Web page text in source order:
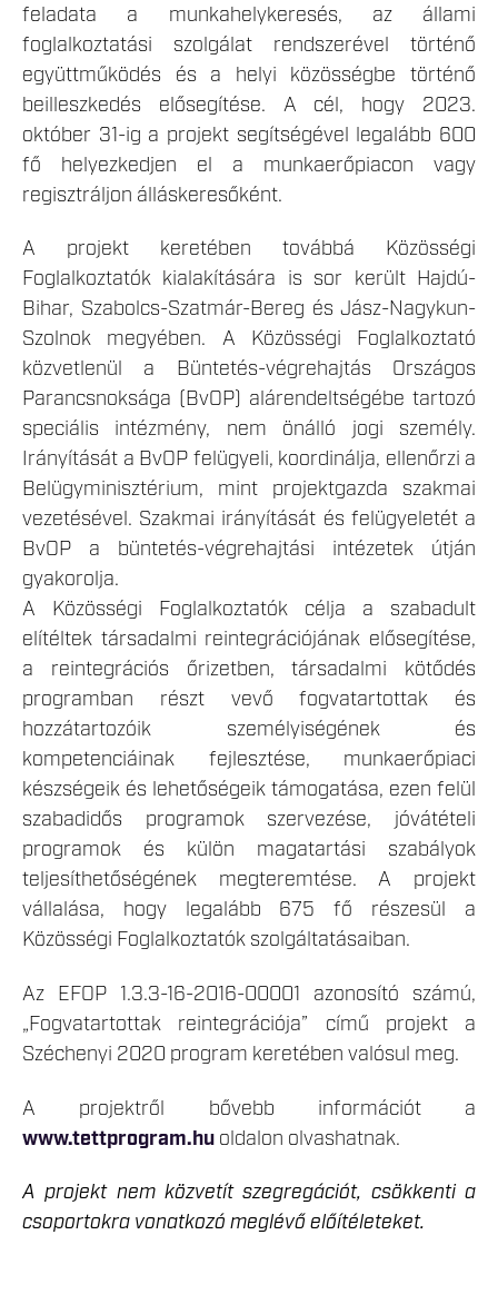
feladata a munkahelykeresés, az állami
foglalkoztatási szolgálat rendszerével történő
együttműködés és a helyi közösségbe történő
beilleszkedés elősegítése. A cél, hogy 2023.
október 31-ig a projekt segítségével legalább 600
fő helyezkedjen el a munkaerőpiacon vagy
regisztráljon álláskeresőként.
A projekt keretében továbbá Közösségi
Foglalkoztatók kialakítására is sor került Hajdú-
Bihar, Szabolcs-Szatmár-Bereg és Jász-Nagykun-
Szolnok megyében. A Közösségi Foglalkoztató
közvetlenül a Büntetés-végrehajtás Országos
Parancsnoksága (BvOP) alárendeltségébe tartozó
speciális intézmény, nem önálló jogi személy.
Irányítását a BvOP felügyeli, koordinálja, ellenőrzi a
Belügyminisztérium, mint projektgazda szakmai
vezetésével. Szakmai irányítását és felügyeletét a
BvOP a büntetés-végrehajtási intézetek útján
gyakorolja.
A Közösségi Foglalkoztatók célja a szabadult
elítéltek társadalmi reintegrációjának elősegítése,
a reintegrációs őrizetben, társadalmi kötődés
programban részt vevő fogvatartottak és
hozzátartozóik személyiségének és
kompetenciáinak fejlesztése, munkaerőpiaci
készségeik és lehetőségeik támogatása, ezen felül
szabadidős programok szervezése, jóvátételi
programok és külön magatartási szabályok
teljesíthetőségének megteremtése. A projekt
vállalása, hogy legalább 675 fő részesül a
Közösségi Foglalkoztatók szolgáltatásaiban.
Az EFOP 1.3.3-16-2016-00001 azonosító számú,
„Fogvatartottak reintegrációja” című projekt a
Széchenyi 2020 program keretében valósul meg.
A projektről bővebb információt a
www.tettprogram.hu oldalon olvashatnak.
A projekt nem közvetít szegregációt, csökkenti a
csoportokra vonatkozó meglévő előítéleteket.